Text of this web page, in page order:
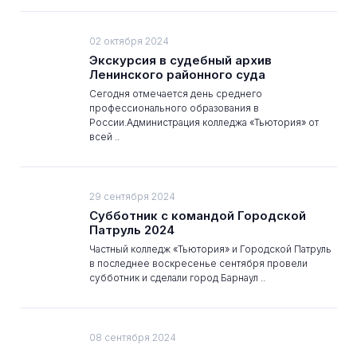
02 октября 2024
Экскурсия в судебный архив
Ленинского районного суда
Сегодня отмечается день среднего
профессионального образования в
России.Администрация колледжа «Тьютория» от
всей ..
29 сентября 2024
Субботник с командой Городской
Патруль 2024
Частный колледж «Тьютория» и Городской Патруль
в последнее воскресенье сентября провели
субботник и сделали город Барнаул ..
08 сентября 2024